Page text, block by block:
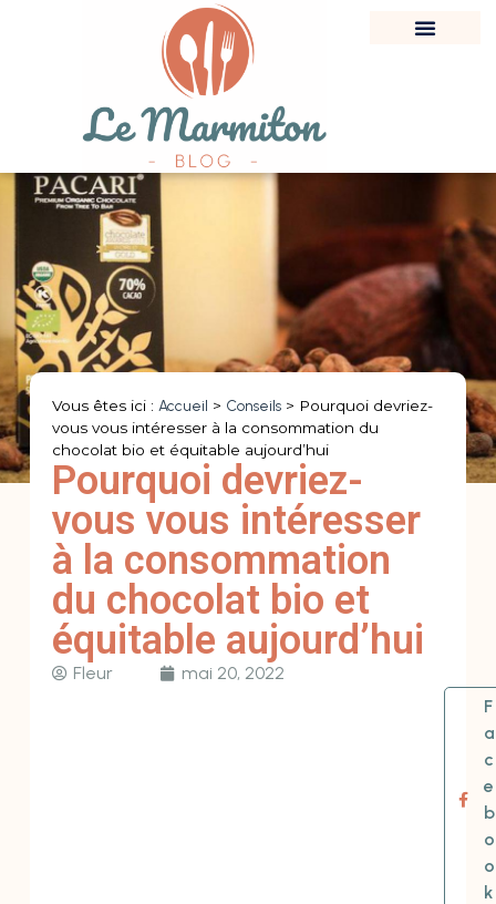
Vous êtes ici : Accueil > Conseils> Pourquoi devriez-
vous vous intéresser à la consommation du
chocolat bio et équitable aujourd’hui
Pourquoi devriez-
vous vous intéresser
à la consommation
du chocolat bio et
équitable aujourd’hui
Fleur mai 20, 2022
F
a
c
e
b
o
o
k